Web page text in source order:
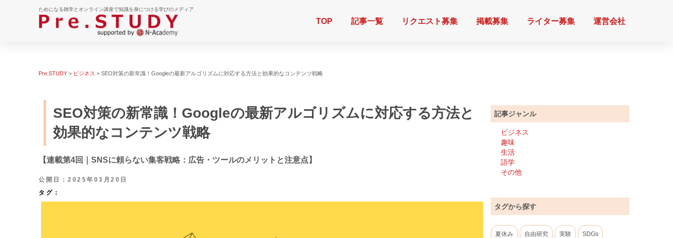
ためになる雑学とオンライン講座で知識を身につける学びのメディア
TOP 記事一覧 リクエスト募集 掲載募集 ライター募集 運営会社
Pre.STUDY > ビジネス > SEO対策の新常識！Googleの最新アルゴリズムに対応する方法と効果的なコンテンツ戦略
SEO対策の新常識！Googleの最新アルゴリズムに対応する方法と
効果的なコンテンツ戦略
【連載第4回｜SNSに頼らない集客戦略：広告・ツールのメリットと注意点】
公開日：2025年03月20日
タグ：
記事ジャンル
ビジネス
趣味
生活
語学
その他
タグから探す
夏休み 自由研究 実験 SDGs